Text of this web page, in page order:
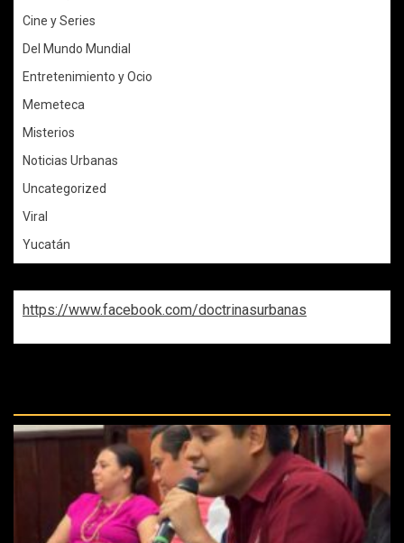
Cine y Series
Del Mundo Mundial
Entretenimiento y Ocio
Memeteca
Misterios
Noticias Urbanas
Uncategorized
Viral
Yucatán
https://www.facebook.com/doctrinasurbanas